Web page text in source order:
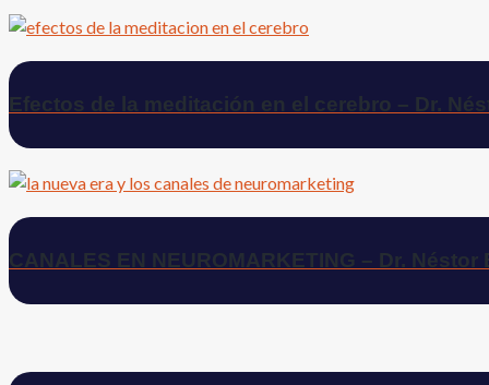
Efectos de la meditación en el cerebro – Dr.
CANALES EN NEUROMARKETING – Dr. Néstor